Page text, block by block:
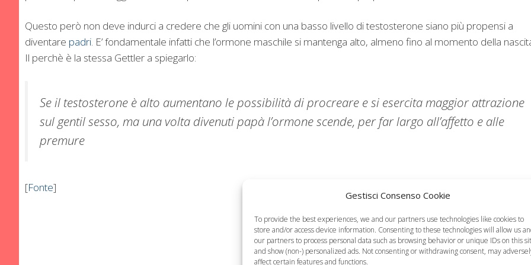
Gestisci Consenso Cookie
To provide the best experiences, we and our partners use technologies like cookies to
store and/or access device information. Consenting to these technologies will allow us
our partners to process personal data such as browsing behavior or unique IDs on this
and show (non-) personalized ads. Not consenting or withdrawing consent, may
affect certain features and functions.
Questo però non deve indurci a credere che gli uomini con una basso livello di testosterone siano più propensi a
diventare padri. E’ fondamentale infatti che l’ormone maschile si mantenga alto, almeno fino al momento della
Il perchè è la stessa Gettler a spiegarlo:
Se il testosterone è alto aumentano le possibilità di procreare e si esercita maggior attrazione
sul gentil sesso, ma una volta divenuti papà l’ormone scende, per far largo all’affetto e alle
premure
[Fonte]